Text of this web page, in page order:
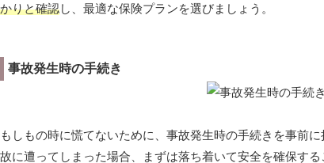
かりと確認し、最適な保険プランを選びましょう。
事故発生時の手続き
もしもの時に慌てないために、事故発生時の手続きを事前
故に遭ってしまった場合、まずは落ち着いて安全を確保する